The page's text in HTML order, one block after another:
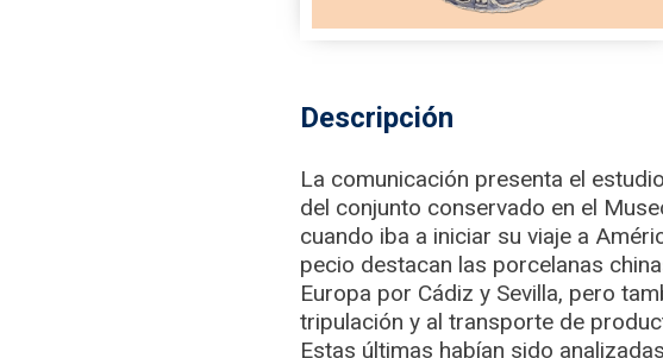
Descripción
La comunicación presenta el
del conjunto conservado en el
cuando iba a iniciar su viaje a
pecio destacan las porcelanas
Europa por Cádiz y Sevilla, pero
tripulación y al transporte de
Estas últimas habían sido